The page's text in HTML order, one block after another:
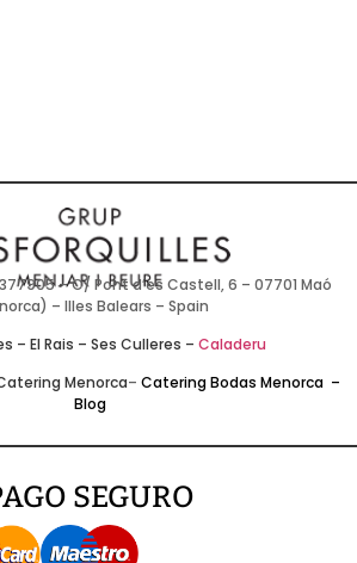
– C/ Pont d’es Castell, 6 – 07701 Maó
– Illes Balears – Spain
– El Rais – Ses Culleres – Caladeru
Menorca– Catering Bodas Menorca –
Blog
SEGURO